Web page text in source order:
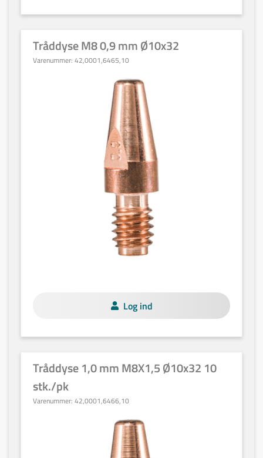
Tråddyse M8 0,9 mm Ø10x32
Varenummer: 42,0001,6465,10
Log ind
Tråddyse 1,0 mm M8X1,5 Ø10x32 10
stk./pk
Varenummer: 42,0001,6466,10